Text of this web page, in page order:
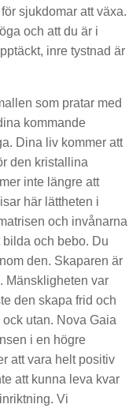
sjukdomar att växa.
och att du är i
inre tystnad är
som pratar med
kommande
Dina liv kommer att
den kristallina
inte längre att
här lättheten i
och invånarna
och bebo. Du
den. Skaparen är
Mänskligheten var
den skapa frid och
utan. Nova Gaia
i en högre
att vara helt positiv
att kunna leva kvar
Vi